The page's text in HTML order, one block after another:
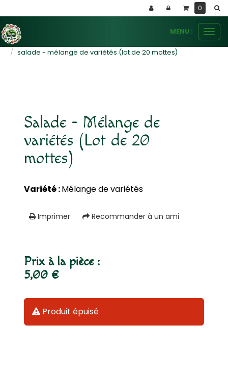
le
MENU :
plants potagers
salade - mélange de variétés (lot de 20 mottes)
Salade - Mélange de
variétés (Lot de 20
mottes)
Variété :Mélange de variétés
Imprimer Recommander à un ami
Prix à la pièce :
5,00 €
Produit épuisé
0